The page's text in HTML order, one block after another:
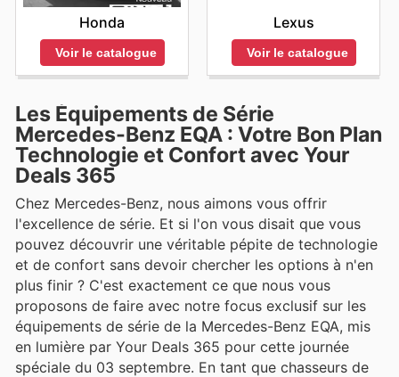
Honda
Voir le catalogue
Lexus
Voir le catalogue
Les Équipements de Série
Mercedes-Benz EQA : Votre Bon Plan
Technologie et Confort avec Your
Deals 365
Chez Mercedes-Benz, nous aimons vous offrir
l'excellence de série. Et si l'on vous disait que vous
pouvez découvrir une véritable pépite de technologie
et de confort sans devoir chercher les options à n'en
plus finir ? C'est exactement ce que nous vous
proposons de faire avec notre focus exclusif sur les
équipements de série de la Mercedes-Benz EQA, mis
en lumière par Your Deals 365 pour cette journée
spéciale du 03 septembre. En tant que chasseurs de